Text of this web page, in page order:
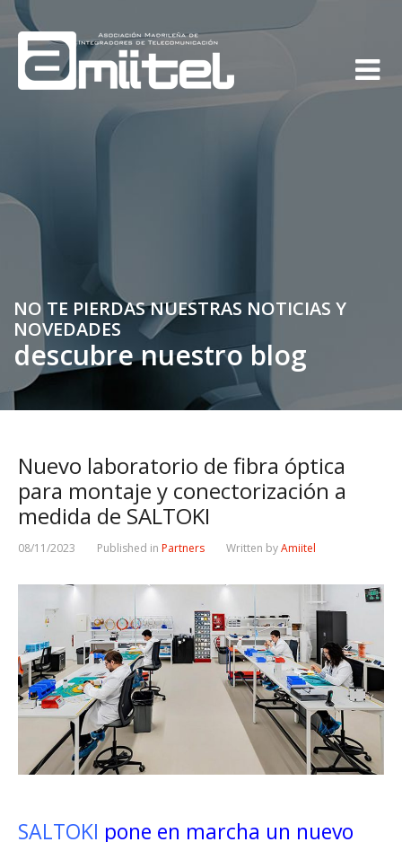
NO TE PIERDAS NUESTRAS NOTICIAS Y
NOVEDADES
descubre nuestro blog
Nuevo laboratorio de fibra óptica
para montaje y conectorización a
medida de SALTOKI
08/11/2023 Published in Partners Written byAmiitel
SALTOKI pone en marcha un nuevo